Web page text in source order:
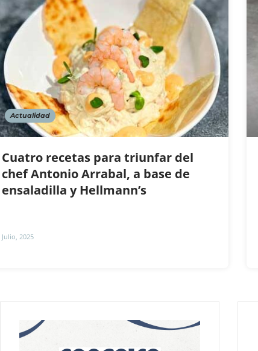
Actualidad
Cuatro recetas para triunfar del
chef Antonio Arrabal, a base de
ensaladilla y Hellmann’s
Julio, 2025